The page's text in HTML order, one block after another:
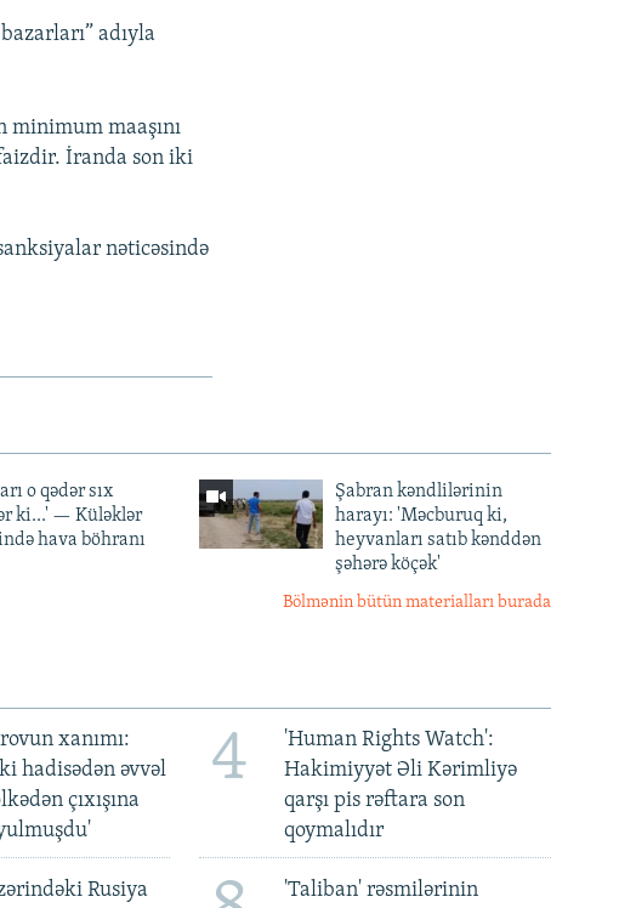
adıyla
minimum maaşını
İranda son iki
nəticəsində
o qədər sıx
ki...' — Küləklər
hava böhranı
Şabran kəndlilərinin
harayı: 'Məcburuq ki,
heyvanları satıb kənddən
şəhərə köçək'
Bölmənin bütün materialları burada
xanımı:
hadisədən əvvəl
çıxışına
4
'Human Rights Watch':
Hakimiyyət Əli Kərimliyə
qarşı pis rəftara son
qoymalıdır
Rusiya 'Taliban' rəsmilərinin